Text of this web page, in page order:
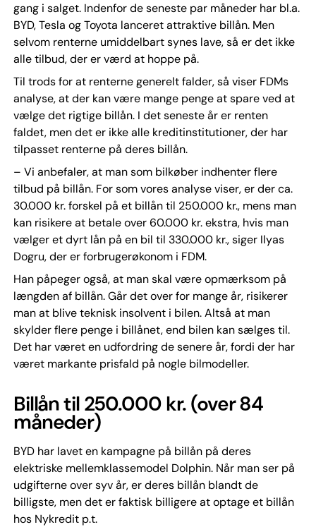
gang i salget. Indenfor de seneste par måneder har bl.a.
BYD, Tesla og Toyota lanceret attraktive billån. Men
selvom renterne umiddelbart synes lave, så er det ikke
alle tilbud, der er værd at hoppe på.
Til trods for at renterne generelt falder, så viser FDMs
analyse, at der kan være mange penge at spare ved at
vælge det rigtige billån. I det seneste år er renten
faldet, men det er ikke alle kreditinstitutioner, der har
tilpasset renterne på deres billån.
– Vi anbefaler, at man som bilkøber indhenter flere
tilbud på billån. For som vores analyse viser, er der ca.
30.000 kr. forskel på et billån til 250.000 kr., mens man
kan risikere at betale over 60.000 kr. ekstra, hvis man
vælger et dyrt lån på en bil til 330.000 kr., siger Ilyas
Dogru, der er forbrugerøkonom i FDM.
Han påpeger også, at man skal være opmærksom på
længden af billån. Går det over for mange år, risikerer
man at blive teknisk insolvent i bilen. Altså at man
skylder flere penge i billånet, end bilen kan sælges til.
Det har været en udfordring de senere år, fordi der har
været markante prisfald på nogle bilmodeller.
Billån til 250.000 kr. (over 84
måneder)
BYD har lavet en kampagne på billån på deres
elektriske mellemklassemodel Dolphin. Når man ser på
udgifterne over syv år, er deres billån blandt de
billigste, men det er faktisk billigere at optage et billån
hos Nykredit p.t.